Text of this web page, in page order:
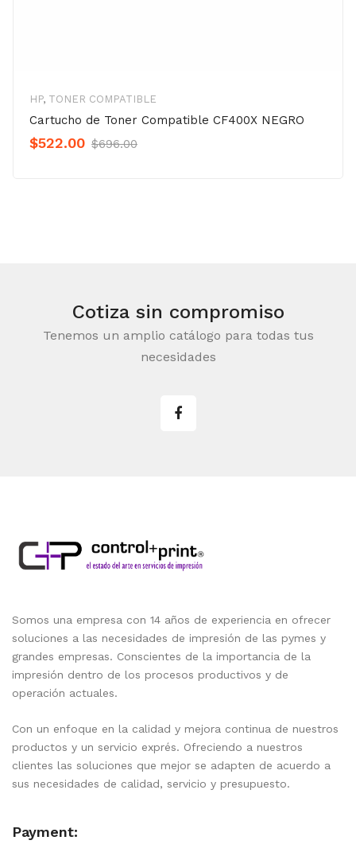
HP, TONER COMPATIBLE
Cartucho de Toner Compatible CF400X NEGRO
$696.00Original
$522.00
Current
Cotiza sin compromiso
Tenemos un amplio catálogo para todas tus
necesidades
Somos una empresa con 14 años de experiencia en ofrecer
soluciones a las necesidades de impresión de las pymes y
grandes empresas. Conscientes de la importancia de la
impresión dentro de los procesos productivos y de
operación actuales.
Con un enfoque en la calidad y mejora continua de nuestros
productos y un servicio exprés. Ofreciendo a nuestros
clientes las soluciones que mejor se adapten de acuerdo a
sus necesidades de calidad, servicio y presupuesto.
Payment: